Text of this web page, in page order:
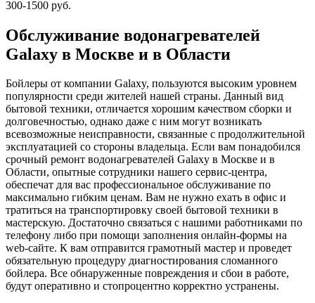
300-1500 руб.
Обслуживание водонагревателей
Galaxy в Москве и в Области
Бойлеры от компании Galaxy, пользуются высоким уровнем
популярности среди жителей нашей страны. Данный вид
бытовой техники, отличается хорошим качеством сборки и
долговечностью, однако даже с ним могут возникать
всевозможные неисправности, связанные с продолжительной
эксплуатацией со стороны владельца. Если вам понадобился
срочный ремонт водонагревателей Galaxy в Москве и в
Области, опытные сотрудники нашего сервис-центра,
обеспечат для вас профессиональное обслуживание по
максимально гибким ценам. Вам не нужно ехать в офис и
тратиться на транспортировку своей бытовой техники в
мастерскую. Достаточно связаться с нашими работниками по
телефону либо при помощи заполнения онлайн-формы на
web-сайте. К вам отправится грамотный мастер и проведет
обязательную процедуру диагностирования сломанного
бойлера. Все обнаруженные повреждения и сбои в работе,
будут оперативно и стопроцентно корректно устранены.